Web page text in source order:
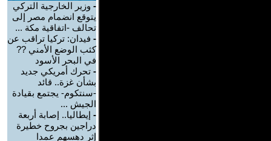
- وزير الخارجية التركي
يتوقع انضمام مصر إلى
تحالف -اتفاقية مكة ...
- فيدان: تركيا تراقب عن
كثب الوضع الأمني ??
في البحر الأسود
- تحرك أمريكي جديد
بشأن غزة.. قائد
-سنتكوم- يجتمع بقيادة
الجيش ...
- إيطاليا.. إصابة أربعة
دراجين بجروح خطيرة
إثر دهسهم عمدا